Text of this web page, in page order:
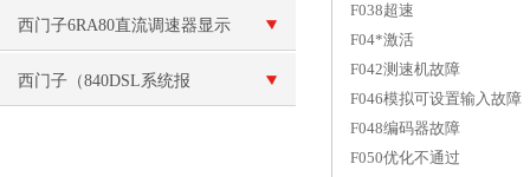
6FC5357-0BB24-0AA0
西门子6RA80直流调速器显示
故障代码报警技术咨询
西门子（840DSL系统报
F038超速
F04*激活
F042测速机故障
F046模拟可设置输入故障
F048编码器故障
F050优化不通过